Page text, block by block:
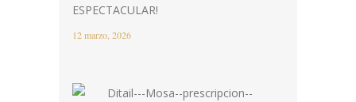
ESPECTACULAR!
12 marzo, 2026